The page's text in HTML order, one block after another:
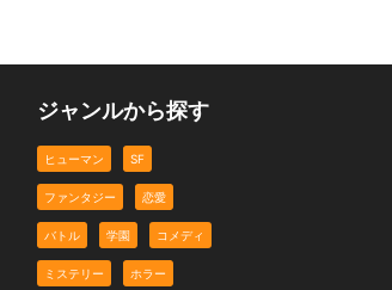
ジャンルから探す
ヒューマン SF
ファンタジー 恋愛
バトル 学園 コメディ
ミステリー ホラー